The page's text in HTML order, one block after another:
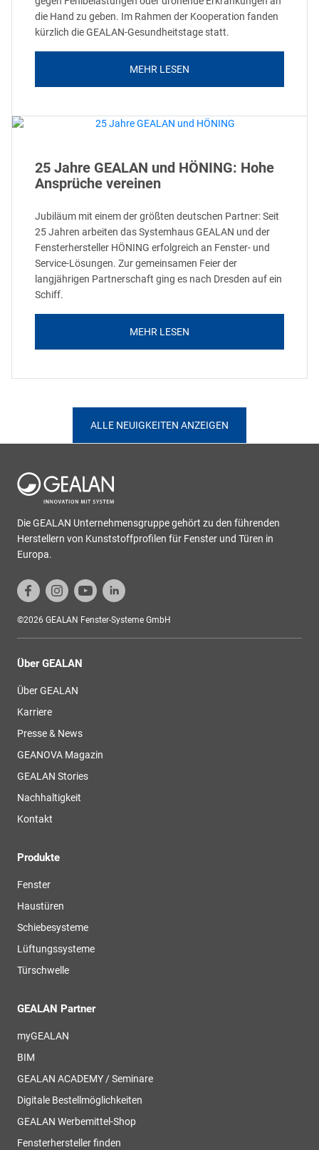
die Hand zu geben. Im Rahmen der Kooperation fanden
kürzlich die GEALAN-Gesundheitstage statt.
MEHR LESEN
25 Jahre GEALAN und HÖNING: Hohe
Ansprüche vereinen
Jubiläum mit einem der größten deutschen Partner: Seit
25 Jahren arbeiten das Systemhaus GEALAN und der
Fensterhersteller HÖNING erfolgreich an Fenster- und
Service-Lösungen. Zur gemeinsamen Feier der
langjährigen Partnerschaft ging es nach Dresden auf ein
Schiff.
MEHR LESEN
ALLE NEUIGKEITEN ANZEIGEN
Die GEALAN Unternehmensgruppe gehört zu den führenden
Herstellern von Kunststoffprofilen für Fenster und Türen in
Europa.
©2026 GEALAN Fenster-Systeme GmbH
Über GEALAN
Über GEALAN
Karriere
Presse & News
GEANOVA Magazin
GEALAN Stories
Nachhaltigkeit
Kontakt
Produkte
Fenster
Haustüren
Schiebesysteme
Lüftungssysteme
Türschwelle
GEALAN Partner
myGEALAN
BIM
GEALAN ACADEMY / Seminare
Digitale Bestellmöglichkeiten
GEALAN Werbemittel-Shop
Fensterhersteller finden